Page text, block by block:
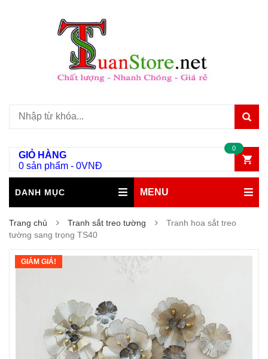
GIỎ HÀNG
0 sản phẩm - 0VNĐ
0
DANH MỤC MENU
Trang chủ Tranh sắt treo tường
Tranh hoa sắt treo
tường sang trọng TS40
GIẢM GIÁ!